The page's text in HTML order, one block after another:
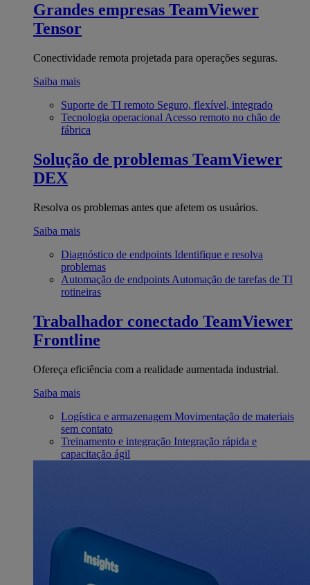
Grandes empresas TeamViewer
Tensor
Conectividade remota projetada para operações seguras.
Saiba mais
Suporte de TI remoto Seguro, flexível, integrado
Tecnologia operacional Acesso remoto no chão de
fábrica
Solução de problemas TeamViewer
DEX
Resolva os problemas antes que afetem os usuários.
Saiba mais
Diagnóstico de endpoints Identifique e resolva
problemas
Automação de endpoints Automação de tarefas de TI
rotineiras
Trabalhador conectado TeamViewer
Frontline
Ofereça eficiência com a realidade aumentada industrial.
Saiba mais
Logística e armazenagem Movimentação de materiais
sem contato
Treinamento e integração Integração rápida e
capacitação ágil